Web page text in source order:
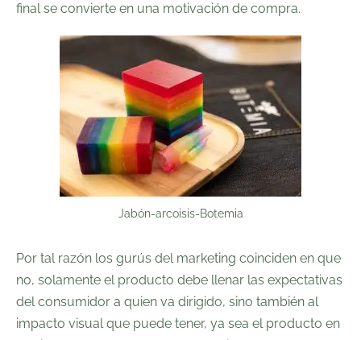
final se convierte en una motivación de compra.
Jabón-arcoisis-Botemia
Por tal razón los gurús del marketing coinciden en que
no, solamente el producto debe llenar las expectativas
del consumidor a quien va dirigido, sino también al
impacto visual que puede tener, ya sea el producto en